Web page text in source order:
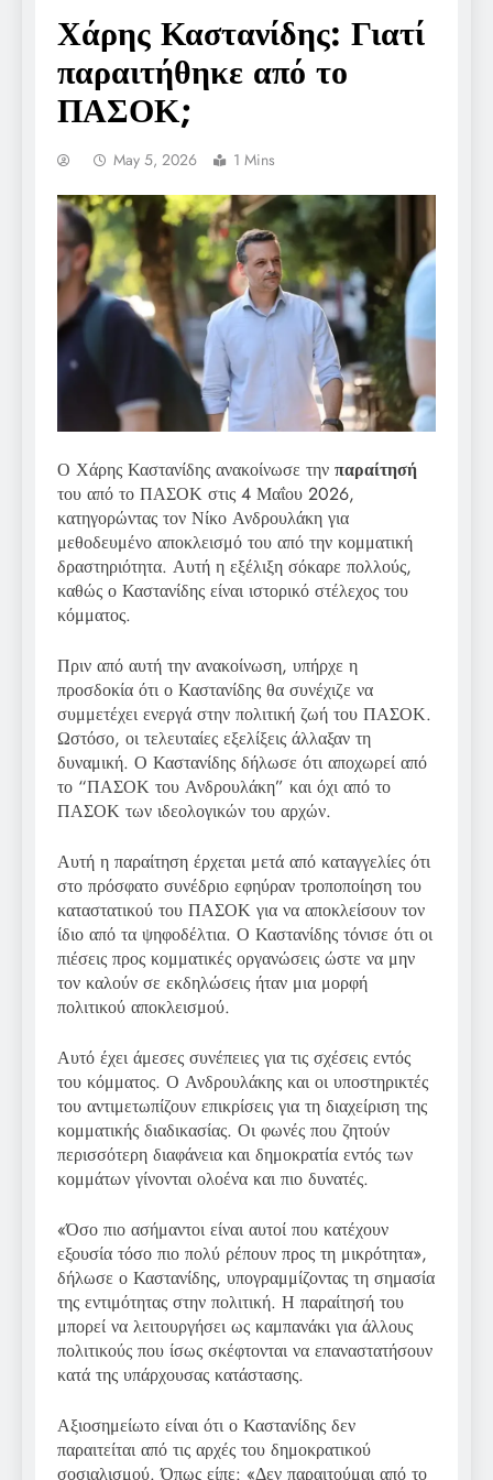
Χάρης Καστανίδης: Γιατί
παραιτήθηκε από το
ΠΑΣΟΚ;
May 5, 2026 1 Mins
Ο Χάρης Καστανίδης ανακοίνωσε την παραίτησή
του από το ΠΑΣΟΚ στις 4 Μαΐου 2026,
κατηγορώντας τον Νίκο Ανδρουλάκη για
μεθοδευμένο αποκλεισμό του από την κομματική
δραστηριότητα. Αυτή η εξέλιξη σόκαρε πολλούς,
καθώς ο Καστανίδης είναι ιστορικό στέλεχος του
κόμματος.
Πριν από αυτή την ανακοίνωση, υπήρχε η
προσδοκία ότι ο Καστανίδης θα συνέχιζε να
συμμετέχει ενεργά στην πολιτική ζωή του ΠΑΣΟΚ.
Ωστόσο, οι τελευταίες εξελίξεις άλλαξαν τη
δυναμική. Ο Καστανίδης δήλωσε ότι αποχωρεί από
το “ΠΑΣΟΚ του Ανδρουλάκη” και όχι από το
ΠΑΣΟΚ των ιδεολογικών του αρχών.
Αυτή η παραίτηση έρχεται μετά από καταγγελίες ότι
στο πρόσφατο συνέδριο εφηύραν τροποποίηση του
καταστατικού του ΠΑΣΟΚ για να αποκλείσουν τον
ίδιο από τα ψηφοδέλτια. Ο Καστανίδης τόνισε ότι οι
πιέσεις προς κομματικές οργανώσεις ώστε να μην
τον καλούν σε εκδηλώσεις ήταν μια μορφή
πολιτικού αποκλεισμού.
Αυτό έχει άμεσες συνέπειες για τις σχέσεις εντός
του κόμματος. Ο Ανδρουλάκης και οι υποστηρικτές
του αντιμετωπίζουν επικρίσεις για τη διαχείριση της
κομματικής διαδικασίας. Οι φωνές που ζητούν
περισσότερη διαφάνεια και δημοκρατία εντός των
κομμάτων γίνονται ολοένα και πιο δυνατές.
«Όσο πιο ασήμαντοι είναι αυτοί που κατέχουν
εξουσία τόσο πιο πολύ ρέπουν προς τη μικρότητα»,
δήλωσε ο Καστανίδης, υπογραμμίζοντας τη σημασία
της εντιμότητας στην πολιτική. Η παραίτησή του
μπορεί να λειτουργήσει ως καμπανάκι για άλλους
πολιτικούς που ίσως σκέφτονται να επαναστατήσουν
κατά της υπάρχουσας κατάστασης.
Αξιοσημείωτο είναι ότι ο Καστανίδης δεν
παραιτείται από τις αρχές του δημοκρατικού
σοσιαλισμού. Όπως είπε: «Δεν παραιτούμαι από το